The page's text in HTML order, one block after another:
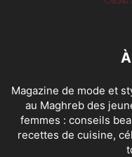
Magazine de mode et
au Maghreb des
femmes : conseils
recettes de cuisine,